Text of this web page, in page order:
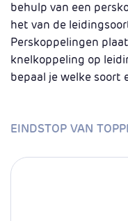
behulp van een
het van de
Perskoppelingen
knelkoppeling op
bepaal je welke soort
EINDSTOP VAN